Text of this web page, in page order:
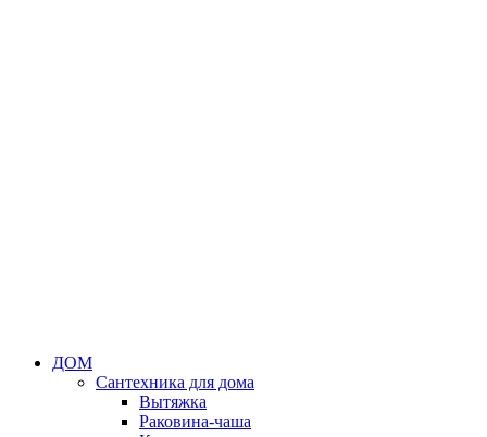
ДОМ
Сантехника для дома
Вытяжка
Раковина-чаша